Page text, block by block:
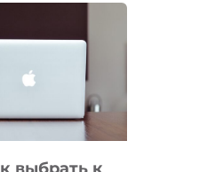
выбрать к